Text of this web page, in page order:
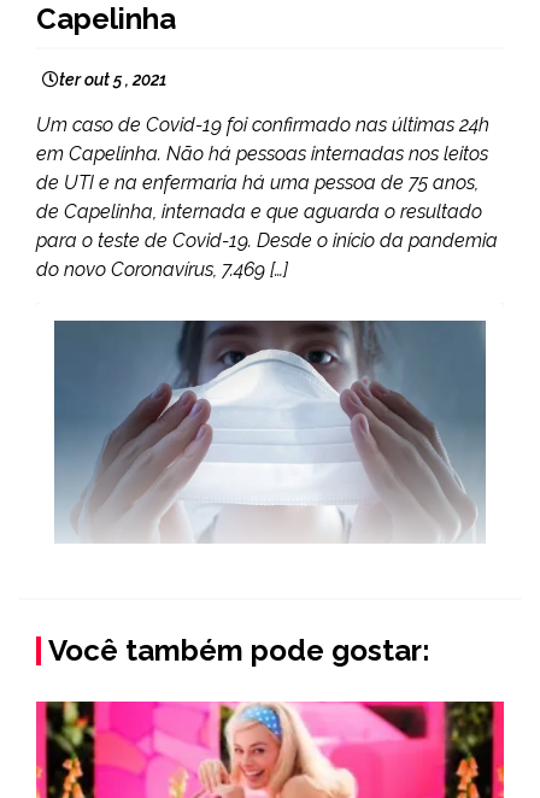
Capelinha
ter out 5 , 2021
Um caso de Covid-19 foi confirmado nas últimas 24h
em Capelinha. Não há pessoas internadas nos leitos
de UTI e na enfermaria há uma pessoa de 75 anos,
de Capelinha, internada e que aguarda o resultado
para o teste de Covid-19. Desde o início da pandemia
do novo Coronavírus, 7.469 […]
Você também pode gostar: